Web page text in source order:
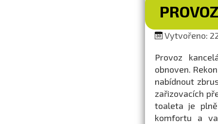
Vytvořeno:
Provoz
obnoven.
nabídnout
zařizovacích
toaleta je
komfortu a